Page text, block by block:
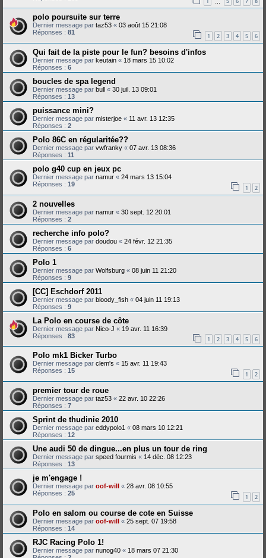
polo poursuite sur terre
Dernier message par taz53 « 03 août 15 21:08
Réponses : 81 1 2 3 4 5 6
Qui fait de la piste pour le fun? besoins d'infos
Dernier message par keutain « 18 mars 15 10:02
Réponses : 6
boucles de spa legend
Dernier message par bull « 30 juil. 13 09:01
Réponses : 13
puissance mini?
Dernier message par misterjoe « 11 avr. 13 12:35
Réponses : 2
Polo 86C en régularitée??
Dernier message par vwfranky « 07 avr. 13 08:36
Réponses : 11
polo g40 cup en jeux pc
Dernier message par namur « 24 mars 13 15:04
Réponses : 19 1 2
2 nouvelles
Dernier message par namur « 30 sept. 12 20:01
Réponses : 2
recherche info polo?
Dernier message par doudou « 24 févr. 12 21:35
Réponses : 6
Polo 1
Dernier message par Wolfsburg « 08 juin 11 21:20
Réponses : 9
[CC] Eschdorf 2011
Dernier message par bloody_fish « 04 juin 11 19:13
Réponses : 9
La Polo en course de côte
Dernier message par Nico-J « 19 avr. 11 16:39
Réponses : 83 1 2 3 4 5 6
Polo mk1 Bicker Turbo
Dernier message par clem's « 15 avr. 11 19:43
Réponses : 15 1 2
premier tour de roue
Dernier message par taz53 « 22 avr. 10 22:26
Réponses : 7
Sprint de thudinie 2010
Dernier message par eddypolo1 « 08 mars 10 12:21
Réponses : 12
Une audi 50 de dingue...en plus un tour de ring
Dernier message par speed fourmis « 14 déc. 08 12:23
Réponses : 13
je m'engage !
Dernier message par oof-will « 28 avr. 08 10:55
Réponses : 25 1 2
Polo en salom ou course de cote en Suisse
Dernier message par oof-will « 25 sept. 07 19:58
Réponses : 14
RJC Racing Polo 1!
Dernier message par nunog40 « 18 mars 07 21:30